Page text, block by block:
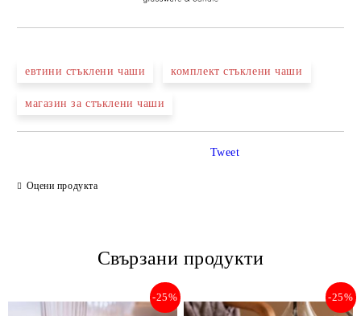
евтини стъклени чаши комплект стъклени чаши
магазин за стъклени чаши
Оцени продукта
Tweet
Свързани продукти
-25% -25%